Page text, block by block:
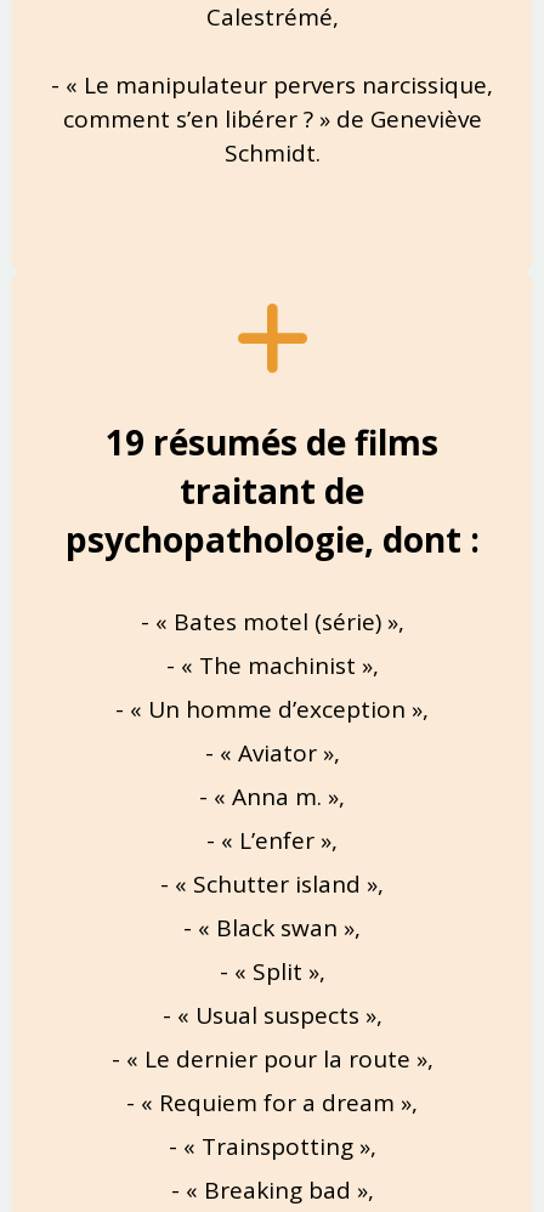
Calestrémé,
- « Le manipulateur pervers narcissique,
comment s’en libérer ? » de Geneviève
Schmidt.
19 résumés de films
traitant de
psychopathologie, dont :
- « Bates motel (série) »,
- « The machinist »,
- « Un homme d’exception »,
- « Aviator »,
- « Anna m. »,
- « L’enfer »,
- « Schutter island »,
- « Black swan »,
- « Split »,
- « Usual suspects »,
- « Le dernier pour la route »,
- « Requiem for a dream »,
- « Trainspotting »,
- « Breaking bad »,